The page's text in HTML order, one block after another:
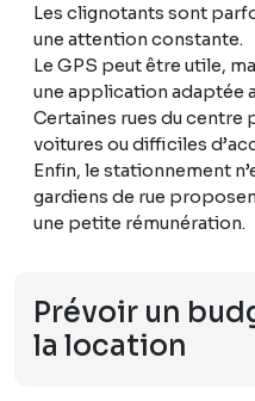
Les clignotants sont
une attention constante.
Le GPS peut être utile,
une application adaptée
Certaines rues du centre
voitures ou difficiles
Enfin, le stationnement
gardiens de rue
une petite rémunération.
Prévoir un
la location